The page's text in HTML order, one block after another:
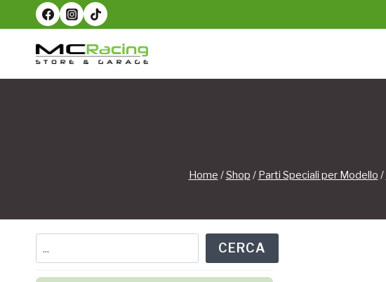
al
contenuto
Home /Shop / Parti Speciali per Modello /
CERCA